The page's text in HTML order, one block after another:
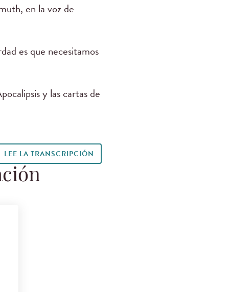
en la voz de
es que necesitamos
y las cartas de
LEE LA TRANSCRIPCIÓN